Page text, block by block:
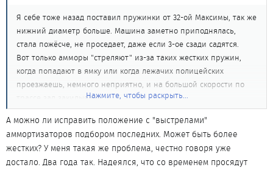
Я себе тоже назад поставил пружинки от 32-ой Максимы, так же
нижний диаметр больше. Машина заметно приподнялась,
стала пожёсче, не проседает, даже если 3-ое сзади садятся.
Вот только амморы "стреляют" из-за таких жестких пружин,
когда попадают в ямку или когда лежачих полицейских
проезжаешь, немного неприятно, и на большой скорости по
трассе зад закидывает.
А так все Гуд, уже год, полет нормальный.
Нажмите, чтобы раскрыть...
А можно ли исправить положение с "выстрелами"
аммортизаторов подбором последних. Может быть более
жестких? У меня такая же проблема, честно говоря уже
достало. Два года так. Надеялся, что со временем просядут